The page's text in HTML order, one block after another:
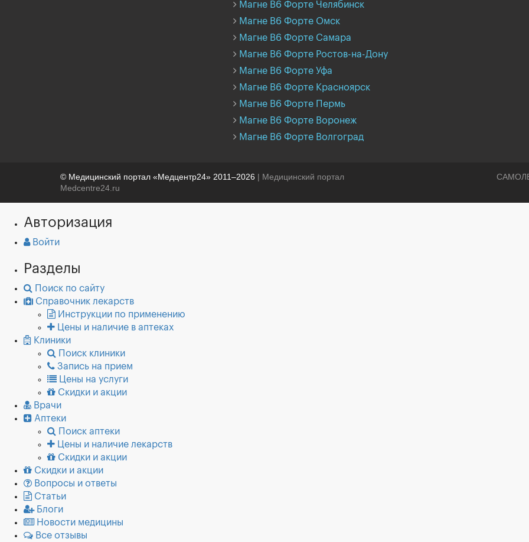
Магне B6 Форте Челябинск
Магне B6 Форте Омск
Магне B6 Форте Самара
Магне B6 Форте Ростов-на-Дону
Магне B6 Форте Уфа
Магне B6 Форте Красноярск
Магне B6 Форте Пермь
Магне B6 Форте Воронеж
Магне B6 Форте Волгоград
© Медицинский портал «Медцентр24» 2011–2026 | Медицинский портал
Medcentre24.ru
Авторизация
Войти
Разделы
Поиск по сайту
Справочник лекарств
Инструкции по применению
Цены и наличие в аптеках
Клиники
Поиск клиники
Запись на прием
Цены на услуги
Скидки и акции
Врачи
Аптеки
Поиск аптеки
Цены и наличие лекарств
Скидки и акции
Скидки и акции
Вопросы и ответы
Статьи
Блоги
Новости медицины
Все отзывы